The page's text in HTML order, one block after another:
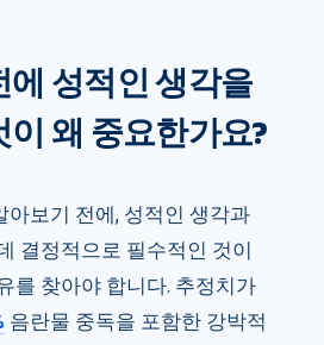
에 성적인 생각을
이 왜 중요한가요?
아보기 전에, 성적인 생각과
결정적으로 필수적인 것이
를 찾아야 합니다. 추정치가
음란물 중독을 포함한 강박적